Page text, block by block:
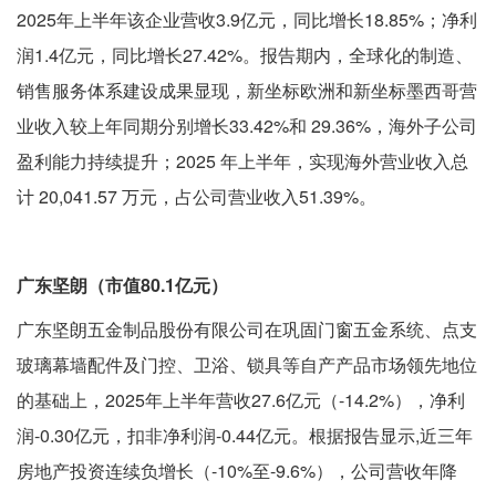
2025年上半年该企业营收3.9亿元，同比增长18.85%；净利
润1.4亿元，同比增长27.42%。报告期内，全球化的制造、
销售服务体系建设成果显现，新坐标欧洲和新坐标墨西哥营
业收入较上年同期分别增长33.42%和 29.36%，海外子公司
盈利能力持续提升；2025 年上半年，实现海外营业收入总
计 20,041.57 万元，占公司营业收入51.39%。
广东坚朗（市值80.1亿元）
广东坚朗五金制品股份有限公司在巩固门窗五金系统、点支
玻璃幕墙配件及门控、卫浴、锁具等自产产品市场领先地位
的基础上，2025年上半年营收27.6亿元（-14.2%），净利
润-0.30亿元，扣非净利润-0.44亿元。根据报告显示,近三年
房地产投资连续负增长（-10%至-9.6%），公司营收年降